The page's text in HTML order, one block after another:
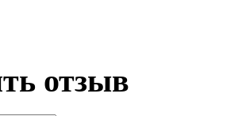
отзыв